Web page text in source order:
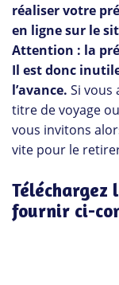
réaliser votre
en ligne sur le
Attention : la
Il est donc
l’avance. Si vous
titre de voyage
vous invitons
vite pour le retirer
Téléchargez
fournir ci-